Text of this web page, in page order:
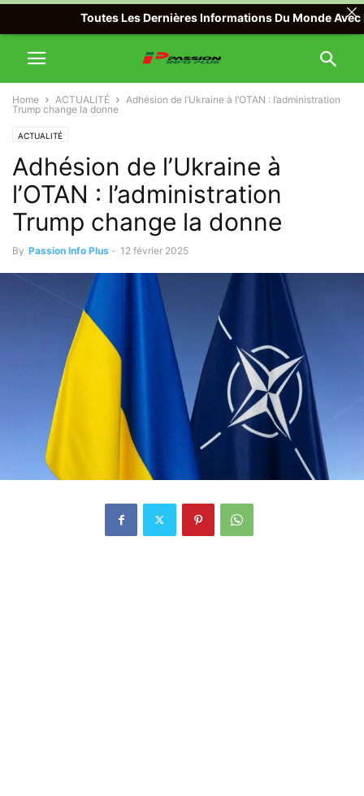
Home ACTUALITÉ
Adhésion de l’Ukraine à l’OTAN : l’administration
Trump change la donne
ACTUALITÉ
Adhésion de l’Ukraine à
l’OTAN : l’administration
Trump change la donne
By Passion Info Plus - 12 février 2025
Toutes Les Dernières Informations Du Monde Avec